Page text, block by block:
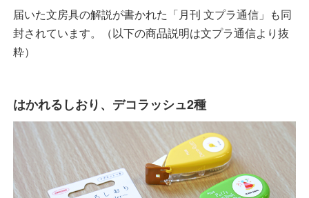
届いた文房具の解説が書かれた「月刊 文プラ通信」も同
封されています。（以下の商品説明は文プラ通信より抜
粋）
はかれるしおり、デコラッシュ2種